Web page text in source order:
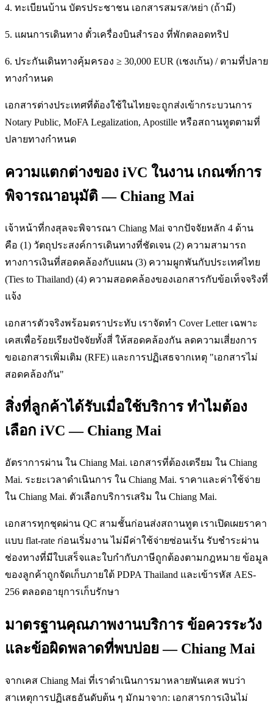
4. ทะเบียนบ้าน บัตรประชาชน เอกสารสมรส/หย่า (ถ้ามี)
5. แผนการเดินทาง ตั๋วเครื่องบินสำรอง ที่พักตลอดทริป
6. ประกันเดินทางคุ้มครอง ≥ 30,000 EUR (เชงเก้น) / ตามที่ปลาย
ทางกำหนด
เอกสารต่างประเทศที่ต้องใช้ในไทยจะถูกส่งเข้ากระบวนการ
Notary Public, MoFA Legalization, Apostille หรือสถานทูตตามที่
ปลายทางกำหนด
ความแตกต่างของ iVC ในงาน เกณฑ์การ
พิจารณาอนุมัติ — Chiang Mai
เจ้าหน้าที่กงสุลจะพิจารณา Chiang Mai จากปัจจัยหลัก 4 ด้าน
คือ (1) วัตถุประสงค์การเดินทางที่ชัดเจน (2) ความสามารถ
ทางการเงินที่สอดคล้องกับแผน (3) ความผูกพันกับประเทศไทย
(Ties to Thailand) (4) ความสอดคล้องของเอกสารกับข้อเท็จจริงที่
แจ้ง
เอกสารตัวจริงพร้อมตราประทับ เราจัดทำ Cover Letter เฉพาะ
เคสเพื่อร้อยเรียงปัจจัยทั้งสี่ ให้สอดคล้องกัน ลดความเสี่ยงการ
ขอเอกสารเพิ่มเติม (RFE) และการปฏิเสธจากเหตุ "เอกสารไม่
สอดคล้องกัน"
สิ่งที่ลูกค้าได้รับเมื่อใช้บริการ ทำไมต้อง
เลือก iVC — Chiang Mai
อัตราการผ่าน ใน Chiang Mai. เอกสารที่ต้องเตรียม ใน Chiang
Mai. ระยะเวลาดำเนินการ ใน Chiang Mai. ราคาและค่าใช้จ่าย
ใน Chiang Mai. ตัวเลือกบริการเสริม ใน Chiang Mai.
เอกสารทุกชุดผ่าน QC สามชั้นก่อนส่งสถานทูต เราเปิดเผยราคา
แบบ flat-rate ก่อนเริ่มงาน ไม่มีค่าใช้จ่ายซ่อนเร้น รับชำระผ่าน
ช่องทางที่มีใบเสร็จและใบกำกับภาษีถูกต้องตามกฎหมาย ข้อมูล
ของลูกค้าถูกจัดเก็บภายใต้ PDPA Thailand และเข้ารหัส AES-
256 ตลอดอายุการเก็บรักษา
มาตรฐานคุณภาพงานบริการ ข้อควรระวัง
และข้อผิดพลาดที่พบบ่อย — Chiang Mai
จากเคส Chiang Mai ที่เราดำเนินการมาหลายพันเคส พบว่า
สาเหตุการปฏิเสธอันดับต้น ๆ มักมาจาก: เอกสารการเงินไม่